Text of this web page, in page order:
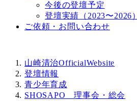
今後の登壇予定
登壇実績（2023〜2026）
ご依頼・お問い合わせ
山崎清治OfficialWebsite
登壇情報
青少年育成
SHOSAPO 理事会・総会